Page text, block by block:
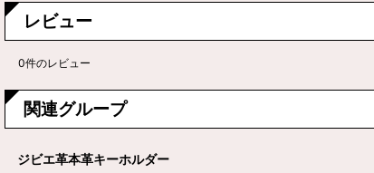
レビュー
0件のレビュー
関連グループ
ジビエ革本革キーホルダー